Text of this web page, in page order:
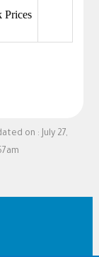
Prices
on : July 27,